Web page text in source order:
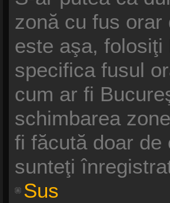
zonă cu fus
este aşa,
specifica fusul
cum ar fi
schimbarea
fi făcută doar
sunteţi
Sus